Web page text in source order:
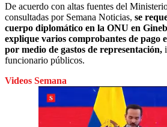
De acuerdo con altas fuentes del
consultadas por Semana Noticias, se
cuerpo diplomático en la ONU en
explique varios comprobantes de pago
por medio de gastos de representación,
funcionario públicos.
Videos Semana